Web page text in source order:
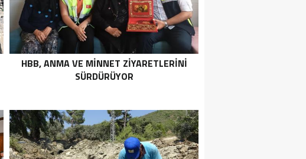
HBB, ANMA VE MİNNET ZİYARETLERİNİ
SÜRDÜRÜYOR